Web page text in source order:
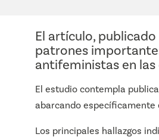
El artículo, publicado
patrones
antifeministas en
El estudio contempla
abarcando específicamente
Los principales hallazgos